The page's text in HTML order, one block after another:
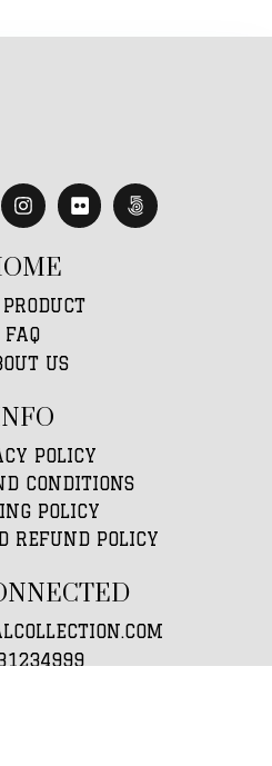
FAQ
US
POLICY
CONDITIONS
POLICY
REFUND POLICY